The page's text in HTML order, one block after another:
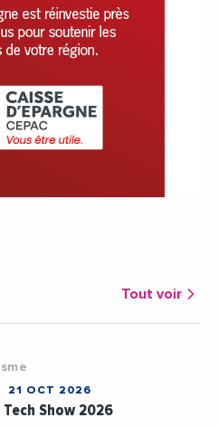
Tout voir
21 OCT 2026
Tech Show 2026